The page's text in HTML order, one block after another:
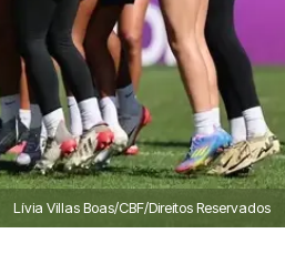
Lívia Villas Boas/CBF/Direitos Reservados